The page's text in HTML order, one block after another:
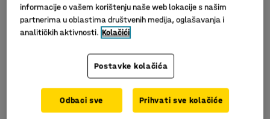
Slični proizvodi
informacije o vašem korištenju naše web lokacije s našim
partnerima u oblastima društvenih medija, oglašavanja i
analitičkih aktivnosti. Kolačići
Postavke kolačića
Odbaci sve Prihvati sve kolačiće